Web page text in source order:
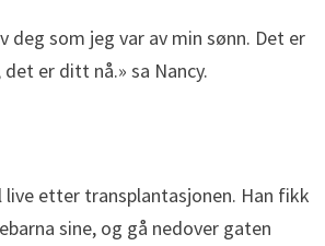
deg som jeg var av min sønn. Det er
er ditt nå.» sa Nancy.
etter transplantasjonen. Han fikk
sine, og gå nedover gaten